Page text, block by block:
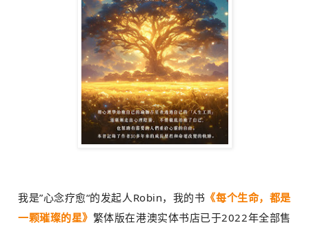
我是”心念疗愈“的发起人Robin，我的书 《每个生命，都是
一颗璀璨的星》 繁体版在港澳实体书店已于2022年全部售